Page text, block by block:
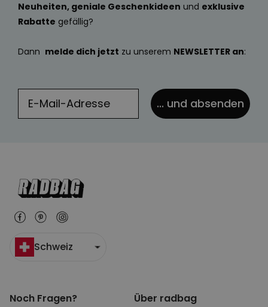
Neuheiten, geniale Geschenkideen und exklusive
Rabatte gefällig?
Dann melde dich jetzt zu unserem NEWSLETTER an:
... und absenden
Schweiz
Noch Fragen? Über radbag